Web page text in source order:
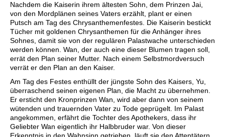
Nachdem die Kaiserin ihrem ältesten Sohn, dem Prinzen Jai,
von den Mordplänen seines Vaters erzählt, plant er einen
Putsch am Tag des Chrysanthemenfestes. Die Kaiserin bestickt
Tücher mit goldenen Chrysanthemen für die Anhänger ihres
Sohnes, damit sie von der regulären Palastwache unterschieden
werden können. Wan, der auch eine dieser Blumen tragen soll,
errät den Plan seiner Mutter. Nach einem Selbstmordversuch
verrät er den Plan an den Kaiser.
Am Tag des Festes enthüllt der jüngste Sohn des Kaisers, Yu,
überraschend seinen eigenen Plan, die Macht zu übernehmen.
Er ersticht den Kronprinzen Wan, wird aber dann von seinem
wütenden und trauernden Vater zu Tode geprügelt. Im Palast
angekommen, erfährt die Tochter des Apothekers, dass ihr
Geliebter Wan eigentlich ihr Halbbruder war. Von dieser